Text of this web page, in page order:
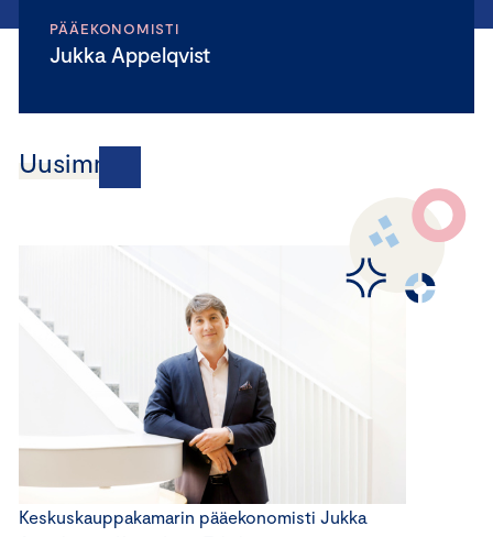
PÄÄEKONOMISTI
Jukka Appelqvist
Uusimmat
Keskuskauppakamarin pääekonomisti Jukka